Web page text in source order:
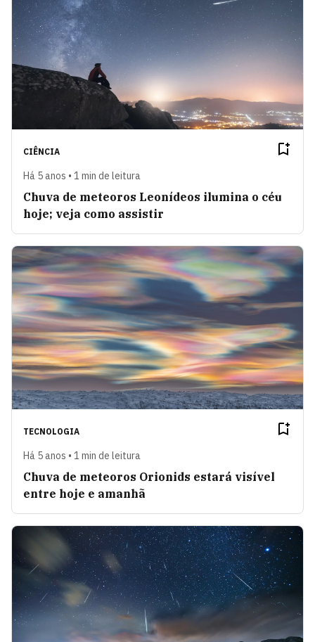
CIÊNCIA
Há 5 anos • 1 min de leitura
Chuva de meteoros Leonídeos ilumina o céu
hoje; veja como assistir
TECNOLOGIA
Há 5 anos • 1 min de leitura
Chuva de meteoros Orionids estará visível
entre hoje e amanhã